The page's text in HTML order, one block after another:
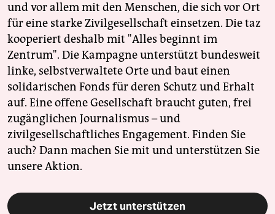
und vor allem mit den Menschen, die sich vor Ort
für eine starke Zivilgesellschaft einsetzen. Die taz
kooperiert deshalb mit "Alles beginnt im
Zentrum". Die Kampagne unterstützt bundesweit
linke, selbstverwaltete Orte und baut einen
solidarischen Fonds für deren Schutz und Erhalt
auf. Eine offene Gesellschaft braucht guten, frei
zugänglichen Journalismus – und
zivilgesellschaftliches Engagement. Finden Sie
auch? Dann machen Sie mit und unterstützen Sie
unsere Aktion.
Jetzt unterstützen